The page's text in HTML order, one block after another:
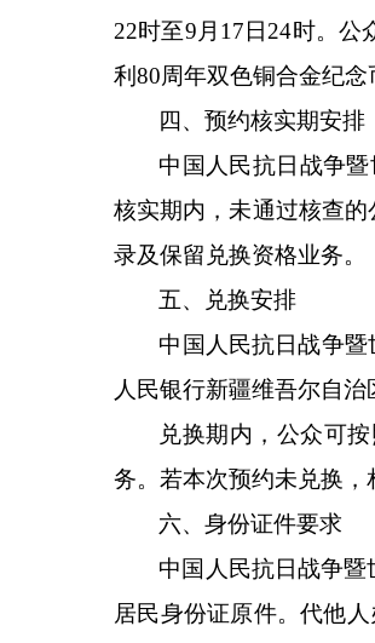
22时至9月17日24时。
利80周年双色铜合金纪
四、预约核实期安排
中国人民抗日战争
核实期内，未通过核查
录及保留兑换资格业务。
五、兑换安排
中国人民抗日战争
人民银行新疆维吾尔自
兑换期内，公众可
务。若本次预约未兑换
六、身份证件要求
中国人民抗日战争
居民身份证原件。代他